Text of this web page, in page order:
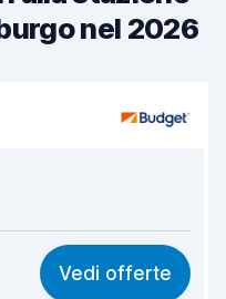
nel 2026
8,2
8,9
Vedi offerte